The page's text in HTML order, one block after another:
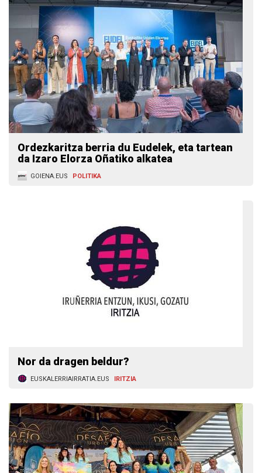
Ordezkaritza berria du Eudelek, eta tartean
da Izaro Elorza Oñatiko alkatea
GOIENA.EUS POLITIKA
Nor da dragen beldur?
EUSKALERRIAIRRATIA.EUS IRITZIA